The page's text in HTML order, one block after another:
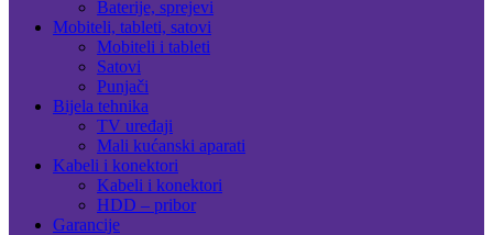
Baterije, sprejevi
Mobiteli, tableti, satovi
Mobiteli i tableti
Satovi
Punjači
Bijela tehnika
TV uređaji
Mali kućanski aparati
Kabeli i konektori
Kabeli i konektori
HDD – pribor
Garancije